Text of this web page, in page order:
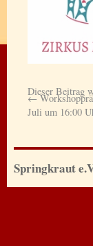
Dieser Beitrag
←
Juli um 16:00
Springkraut